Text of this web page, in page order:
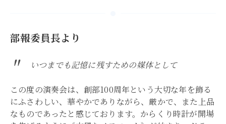
部報委員長より
いつまでも記憶に残すための媒体として
この度の演奏会は、創部100周年という大切な年を飾る
にふさわしい、華やかでありながら、厳かで、また上品
なものであったと感じております。からくり時計が開場